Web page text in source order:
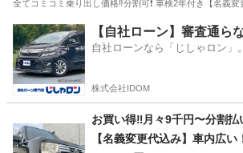
全てコミコミ乗り出し価格‼️分割可❗️ 車検2年付き【名
岡山 倉敷市 その他 走行距離
【自社ローン】審査通ら
自社ローンなら「じしゃロン」
株式会社IDOM
お買い得‼️月々9千円〜分割払
【名義変更代込み】車内広